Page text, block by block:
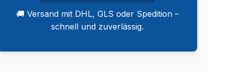
🚚 Versand mit DHL, GLS oder Spedition –
schnell und zuverlässig.